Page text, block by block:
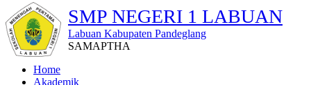
SMP NEGERI 1 LABUAN
Labuan Kabupaten Pandeglang
SAMAPTHA
Home
Akademik